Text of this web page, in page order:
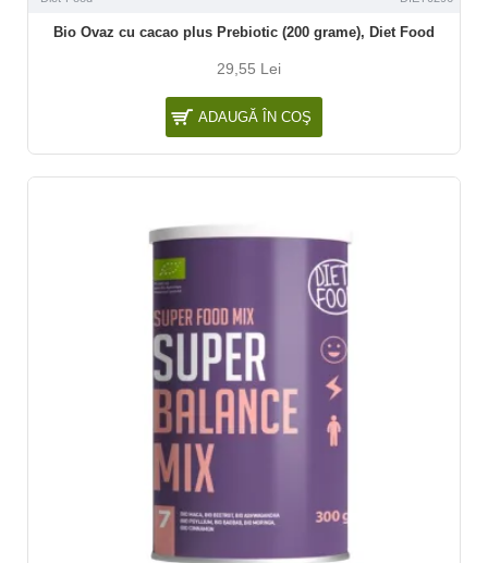
Bio Ovaz cu cacao plus Prebiotic (200 grame), Diet Food
29,55 Lei
ADAUGĂ ÎN COŞ